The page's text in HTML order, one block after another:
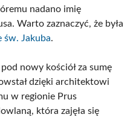
nadano imię
Warto zaznaczyć, że była
św. Jakuba.
nowy kościół za sumę
dzięki architektowi
w regionie Prus
która zajęła się